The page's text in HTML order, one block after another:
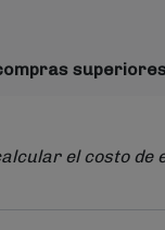
el costo de